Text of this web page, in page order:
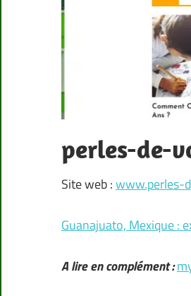
perles-de-
Site web :www.perles-
Guanajuato, Mexique :
A lire en complément :